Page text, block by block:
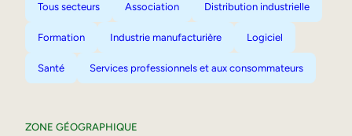
Tous secteurs Association Distribution industrielle
Formation Industrie manufacturière Logiciel
Santé Services professionnels et aux consommateurs
ZONE GÉOGRAPHIQUE